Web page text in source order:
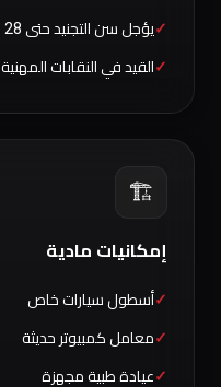
يؤجل سن التجنيد حتى 28 سنة
القيد في النقابات المهنية
🏗️
إمكانيات مادية
أسطول سيارات خاص
معامل كمبيوتر حديثة
عيادة طبية مجهزة